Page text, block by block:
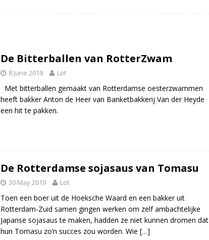
De Bitterballen van RotterZwam
8 June 2019 Lot
Met bitterballen gemaakt van Rotterdamse oesterzwammen
heeft bakker Anton de Heer van Banketbakkerij Van der Heyde
een hit te pakken.
De Rotterdamse sojasaus van Tomasu
30 May 2019 Lot
Toen een boer uit de Hoeksche Waard en een bakker uit
Rotterdam-Zuid samen gingen werken om zelf ambachtelijke
Japanse sojasaus te maken, hadden ze niet kunnen dromen dat
hun Tomasu zo’n succes zou worden. Wie […]